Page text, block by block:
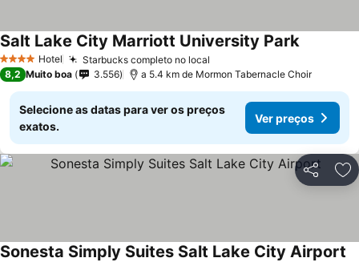
4 EstrelasHotel Starbucks completo no local
Salt Lake City Marriott University Park
8,2 Muito boa 3.556 a 5.4 km de Mormon Tabernacle Choir
Selecione as datas para ver os preços
exatos.
Ver preços
Partilhar
Sonesta Simply Suites Salt Lake City Airport